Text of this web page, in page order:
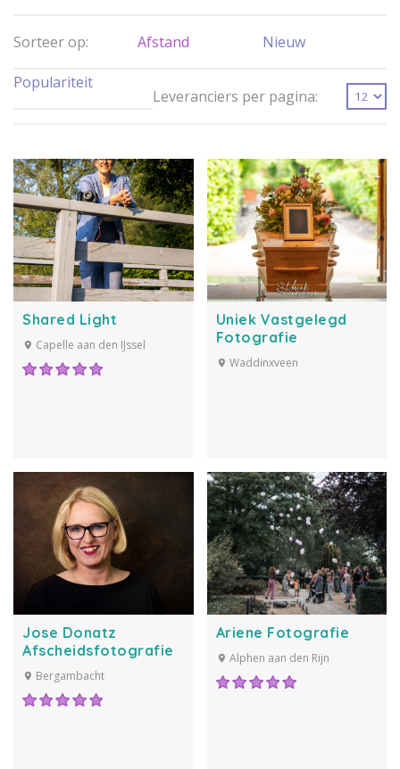
Sorteer op: Afstand Nieuw
Populariteit
Leveranciers per pagina:
Shared Light
Capelle aan den IJssel
Uniek Vastgelegd
Fotografie
Waddinxveen
Jose Donatz
Afscheidsfotografie
Bergambacht
Ariene Fotografie
Alphen aan den Rijn